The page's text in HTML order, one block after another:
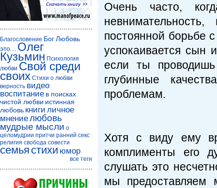
Очень часто,
постоянной борьбе
успокаивается сын
если ты
глубинные
проблемам.
Хотя с виду ему
комплименты его
слушать это
мы предоставляем
Благословение БогЛюбовь
это...
Олег
Кузьмин Психология
любви Свой среди
своих Стихи о любви
верность видео
воспитание в поисках
чистой любви истинная
любовь книги личное
мнениелюбовь
мудрые мысли о
целомудрии притчи ранний секс
религия свобода совести
семья стихи юмор
все теги